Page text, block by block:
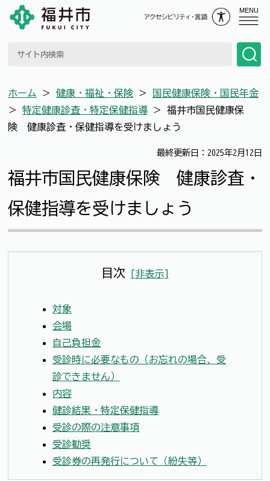
MENU
ホーム ＞ 健康・福祉・保険 ＞
国民健康保険・国民年金
＞ 特定健康診査・特定保健指導 ＞ 福井市国民健康保
険 健康診査・保健指導を受けましょう
最終更新日：2025年2月12日
福井市国民健康保険 健康診査・
保健指導を受けましょう
目次 [非表示]
対象
会場
自己負担金
受診時に必要なもの（お忘れの場合、受
診できません）
内容
健診結果・特定保健指導
受診の際の注意事項
受診勧奨
受診券の再発行について（紛失等）